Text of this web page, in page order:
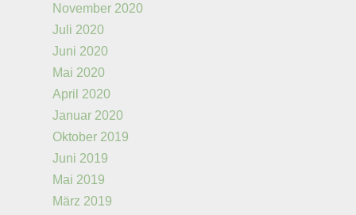
November 2020
Juli 2020
Juni 2020
Mai 2020
April 2020
Januar 2020
Oktober 2019
Juni 2019
Mai 2019
März 2019